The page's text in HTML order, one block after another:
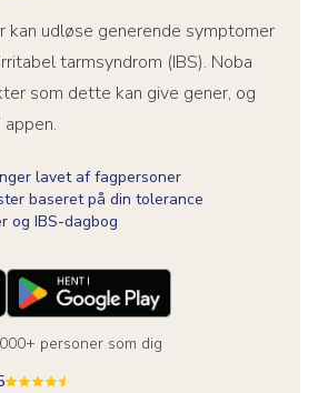
kan udløse generende symptomer
tarmsyndrom (IBS). Noba
som dette kan give gener, og
lavet af fagpersoner
baseret på din tolerance
og IBS-dagbog
personer som dig